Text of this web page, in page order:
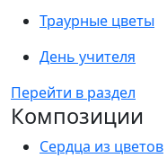
Траурные цветы
День учителя
Перейти в раздел
Композиции
Сердца из цветов